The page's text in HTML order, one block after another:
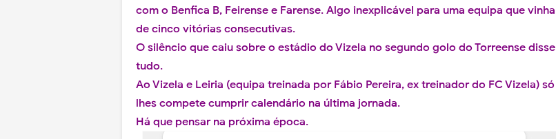
com o Benfica B, Feirense e Farense. Algo inexplicável para uma equipa que vinha
de cinco vitórias consecutivas.
O silêncio que caiu sobre o estádio do Vizela no segundo golo do Torreense disse
tudo.
Ao Vizela e Leiria (equipa treinada por Fábio Pereira, ex treinador do FC Vizela) só
lhes compete cumprir calendário na última jornada.
Há que pensar na próxima época.